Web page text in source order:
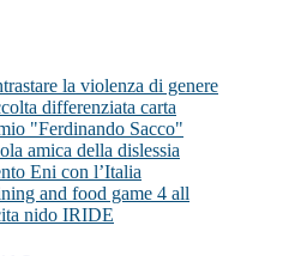
la violenza di genere
differenziata carta
"Ferdinando Sacco"
amica della dislessia
Eni con l’Italia
and food game 4 all
nido IRIDE